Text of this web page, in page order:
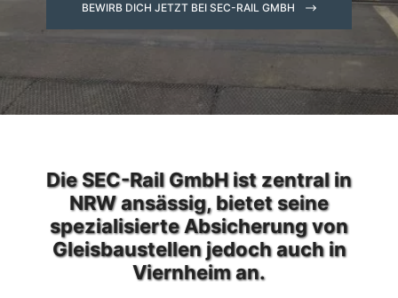
BEWIRB DICH JETZT BEI SEC-RAIL GMBH
Die SEC-Rail GmbH ist zentral in
NRW ansässig, bietet seine
spezialisierte Absicherung von
Gleisbaustellen jedoch auch in
Viernheim an.